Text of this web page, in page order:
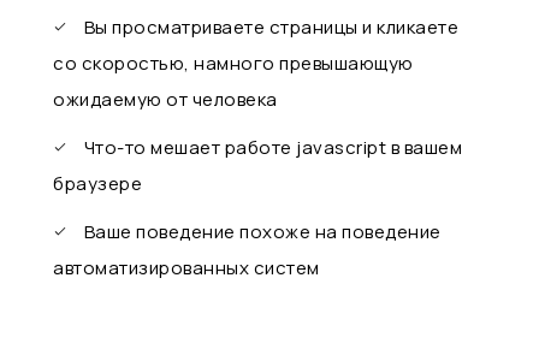
Вы просматриваете страницы и кликаете
со скоростью, намного превышающую
ожидаемую от человека
Что-то мешает работе javascript в вашем
браузере
Ваше поведение похоже на поведение
автоматизированных систем